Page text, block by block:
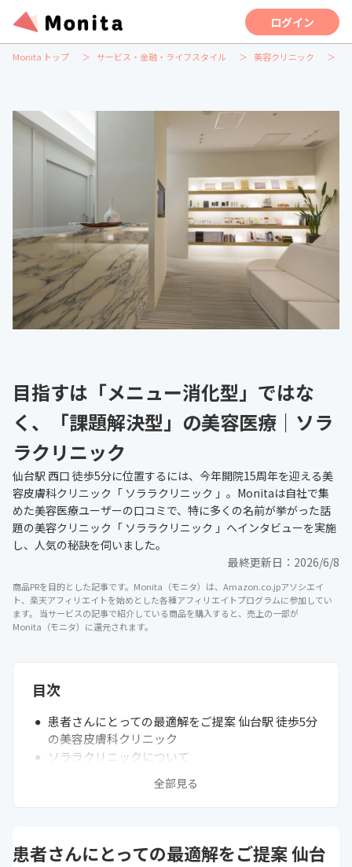
ログイン
Monita トップ サービス・金融・ライフスタイル 美容クリニック
目指すは「メニュー消化型」ではな
く、「課題解決型」の美容医療｜ソラ
ラクリニック
仙台駅 西口 徒歩5分に位置するには、今年開院15周年を迎える美
容皮膚科クリニック「 ソララクリニック 」。Monitaは自社で集
めた美容医療ユーザーの口コミで、特に多くの名前が挙がった話
題の美容クリニック「 ソララクリニック 」へインタビューを実施
し、人気の秘訣を伺いました。
最終更新日： 2026/6/8
商品PRを目的とした記事です。Monita（モニタ）は、Amazon.co.jpアソシエイ
ト、楽天アフィリエイトを始めとした各種アフィリエイトプログラムに参加してい
ます。 当サービスの記事で紹介している商品を購入すると、売上の一部が
Monita（モニタ）に還元されます。
目次
患者さんにとっての最適解をご提案 仙台駅 徒歩5分
の美容皮膚科クリニック
ソララクリニックについて
全部見る
患者さんにとっての最適解をご提案 仙台